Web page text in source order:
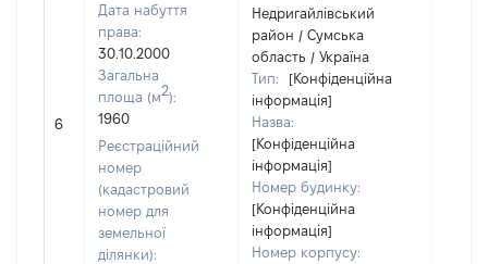
6
Дата набуття
права:
30.10.2000
Загальна
площа (м2):
1960
Реєстраційний
номер
(кадастровий
номер для
земельної
ділянки):
Недригайлівський
район / Сумська
область / Україна
Тип:
[Конфіденційна
інформація]
Назва:
[Конфіденційна
інформація]
Номер будинку:
[Конфіденційна
інформація]
Номер корпусу: